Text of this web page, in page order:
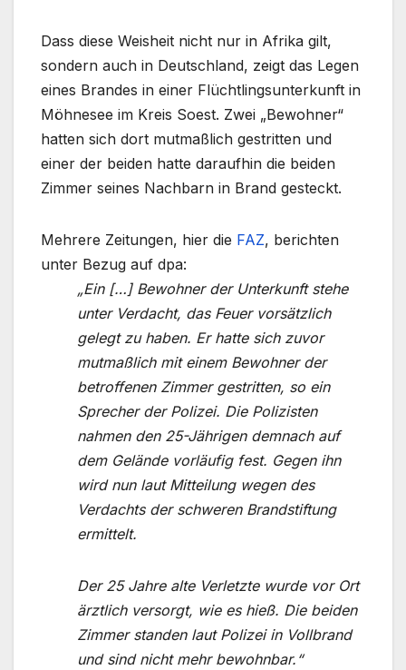
Dass diese Weisheit nicht nur in Afrika gilt,
sondern auch in Deutschland, zeigt das Legen
eines Brandes in einer Flüchtlingsunterkunft in
Möhnesee im Kreis Soest. Zwei „Bewohner“
hatten sich dort mutmaßlich gestritten und
einer der beiden hatte daraufhin die beiden
Zimmer seines Nachbarn in Brand gesteckt.
Mehrere Zeitungen, hier die FAZ, berichten
unter Bezug auf dpa:
„Ein […] Bewohner der Unterkunft stehe
unter Verdacht, das Feuer vorsätzlich
gelegt zu haben. Er hatte sich zuvor
mutmaßlich mit einem Bewohner der
betroffenen Zimmer gestritten, so ein
Sprecher der Polizei. Die Polizisten
nahmen den 25-Jährigen demnach auf
dem Gelände vorläufig fest. Gegen ihn
wird nun laut Mitteilung wegen des
Verdachts der schweren Brandstiftung
ermittelt.
Der 25 Jahre alte Verletzte wurde vor Ort
ärztlich versorgt, wie es hieß. Die beiden
Zimmer standen laut Polizei in Vollbrand
und sind nicht mehr bewohnbar.“